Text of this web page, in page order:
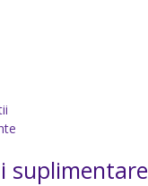
suplimentare